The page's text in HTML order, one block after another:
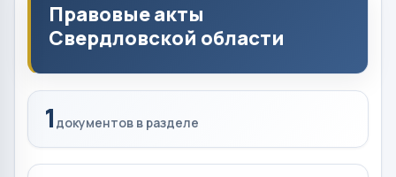
Правовые акты
Свердловской области
1 документов в разделе